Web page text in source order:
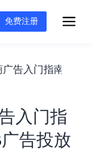
免费注册
广告入门指南 | 7天
入门指
告投放